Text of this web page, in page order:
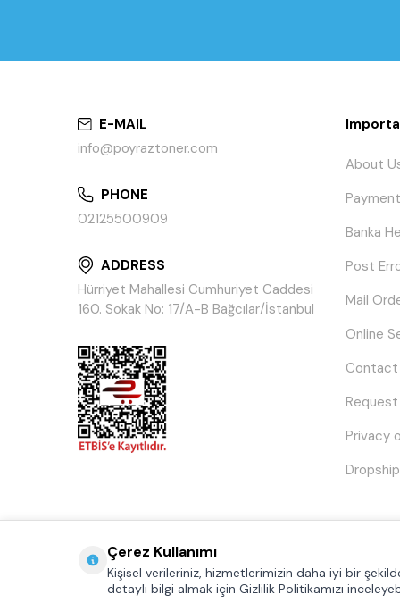
E-MAIL
info@poyraztoner.com
PHONE
02125500909
ADDRESS
Hürriyet Mahallesi Cumhuriyet Caddesi
160. Sokak No: 17/A-B Bağcılar/İstanbul
About
Banka
Post
Mail
Online
Contact
Privacy
Çerez Kullanımı
Kişisel verileriniz, hizmetlerimizin daha iyi bir
detaylı bilgi almak için Gizlilik Politikamızı